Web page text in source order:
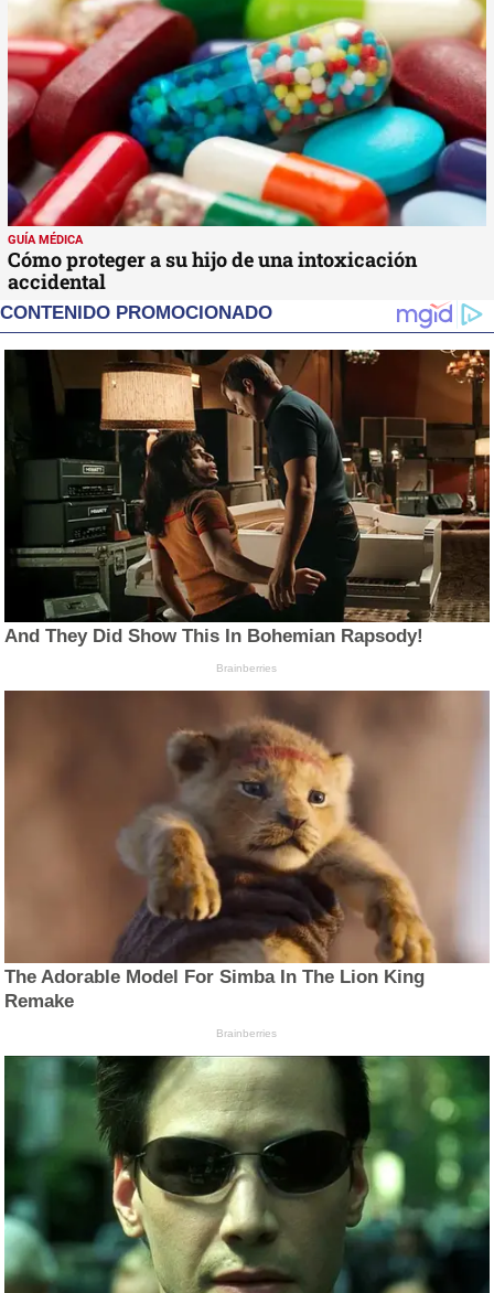
GUÍA MÉDICA
Cómo proteger a su hijo de una intoxicación
accidental
CONTENIDO PROMOCIONADO
And They Did Show This In Bohemian Rapsody!
Brainberries
The Adorable Model For Simba In The Lion King
Remake
Brainberries